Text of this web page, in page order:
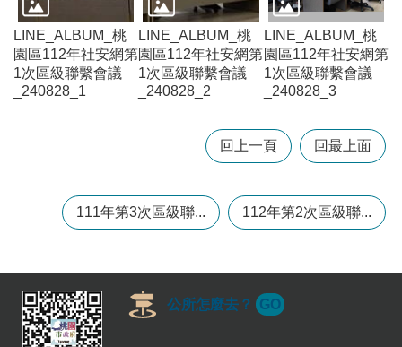
相
關
資
料
市
政
信
箱
LINE_ALBUM_桃
園區112年社安網第
1次區級聯繫會議
_240828_1
LINE_ALBUM_桃
園區112年社安網第
1次區級聯繫會議
_240828_2
LINE_ALBUM_桃
園區112年社安網第
1次區級聯繫會議
_240828_3
回上一頁 回最上面
111年第3次區級聯... 112年第2次區級聯...
公所怎麼去？ GO